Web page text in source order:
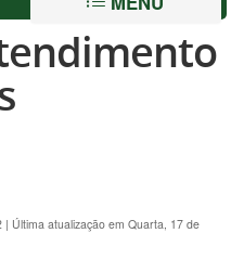
| Última atualização em Quarta, 17 de